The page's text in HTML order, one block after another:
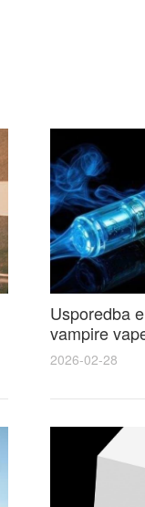
Usporedba
vampire
ponudama
2026-02-28